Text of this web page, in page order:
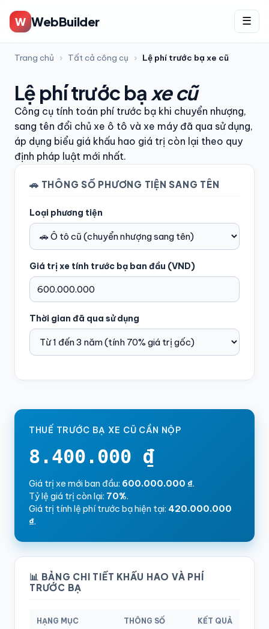
W WebBuilder ☰
Trang chủ › Tất cả công cụ › Lệ phí trước bạ xe cũ
Lệ phí trước bạ xe cũ
Công cụ tính toán phí trước bạ khi chuyển nhượng,
sang tên đổi chủ xe ô tô và xe máy đã qua sử dụng,
áp dụng biểu giá khấu hao giá trị còn lại theo quy
định pháp luật mới nhất.
🚗 THÔNG SỐ PHƯƠNG TIỆN SANG TÊN
Loại phương tiện
Giá trị xe tính trước bạ ban đầu (VND)
Thời gian đã qua sử dụng
THUẾ TRƯỚC BẠ XE CŨ CẦN NỘP
8.400.000 ₫
Giá trị xe mới ban đầu: 600.000.000 ₫.
Tỷ lệ giá trị còn lại: 70%.
Giá trị tính lệ phí trước bạ hiện tại: 420.000.000
₫.
📊 BẢNG CHI TIẾT KHẤU HAO VÀ PHÍ
TRƯỚC BẠ
HẠNG MỤC THÔNG SỐ KẾT QUẢ